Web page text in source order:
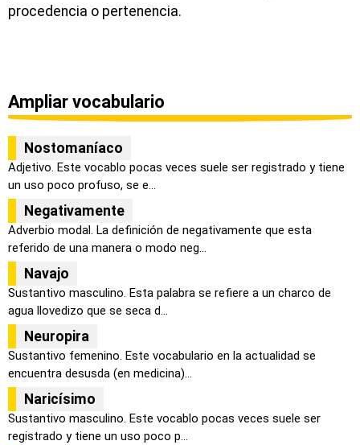
procedencia o pertenencia.
Ampliar vocabulario
Nostomaníaco
Adjetivo. Este vocablo pocas veces suele ser registrado y tiene
un uso poco profuso, se e...
Negativamente
Adverbio modal. La definición de negativamente que esta
referido de una manera o modo neg...
Navajo
Sustantivo masculino. Esta palabra se refiere a un charco de
agua llovedizo que se seca d...
Neuropira
Sustantivo femenino. Este vocabulario en la actualidad se
encuentra desusda (en medicina)...
Naricísimo
Sustantivo masculino. Este vocablo pocas veces suele ser
registrado y tiene un uso poco p...